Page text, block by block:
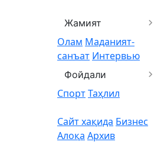
Жамият
Олам Маданият-
санъат Интервью
Фойдали
СпортТаҳлил
Сайт хақида Бизнес
Алоқа Архив